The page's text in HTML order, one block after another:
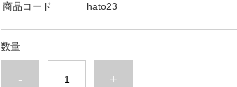
商品コード
hato23
数量
- +